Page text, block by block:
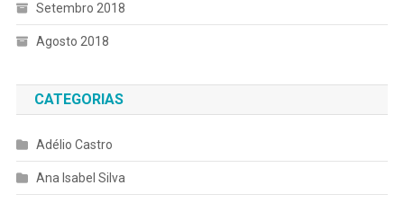
Setembro 2018
Agosto 2018
CATEGORIAS
Adélio Castro
Ana Isabel Silva